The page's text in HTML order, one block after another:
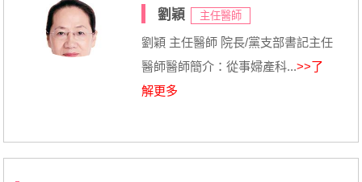
劉穎 主任醫師
劉穎 主任醫師 院長/黨支部書記主任
醫師醫師簡介：從事婦產科...>>了
解更多